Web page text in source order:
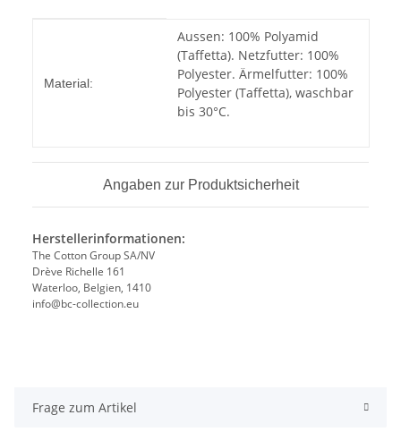
Material:
Aussen: 100% Polyamid
(Taffetta). Netzfutter: 100%
Polyester. Ärmelfutter: 100%
Polyester (Taffetta), waschbar
bis 30°C.
Angaben zur Produktsicherheit
Herstellerinformationen:
The Cotton Group SA/NV
Drève Richelle 161
Waterloo, Belgien, 1410
info@bc-collection.eu
Frage zum Artikel